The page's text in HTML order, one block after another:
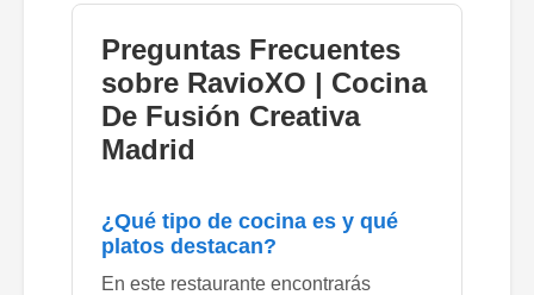
Preguntas Frecuentes
sobre RavioXO | Cocina
De Fusión Creativa
Madrid
¿Qué tipo de cocina es y qué
platos destacan?
En este restaurante encontrarás